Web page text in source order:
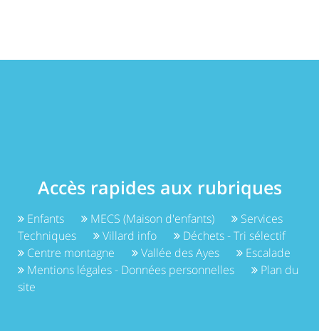
Accès rapides aux rubriques
Enfants MECS (Maison d'enfants)
Services
Techniques
Villard info
Déchets - Tri sélectif
Centre montagne
Vallée des Ayes
Escalade
Mentions légales - Données personnelles
Plan du
site